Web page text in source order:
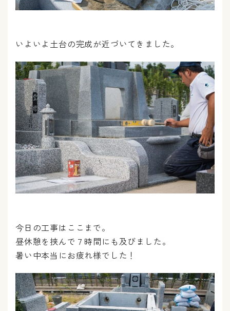
いよいよ土台の完成が近づいてきました。
今日の工事はここまで。
昼休憩を挟んで７時間にも及びました。
暑い中本当にお疲れ様でした！